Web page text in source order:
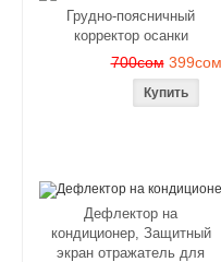
Грудно-поясничный
корректор осанки
700сом 399сом
Дефлектор на
кондиционер, Защитный
экран отражатель для